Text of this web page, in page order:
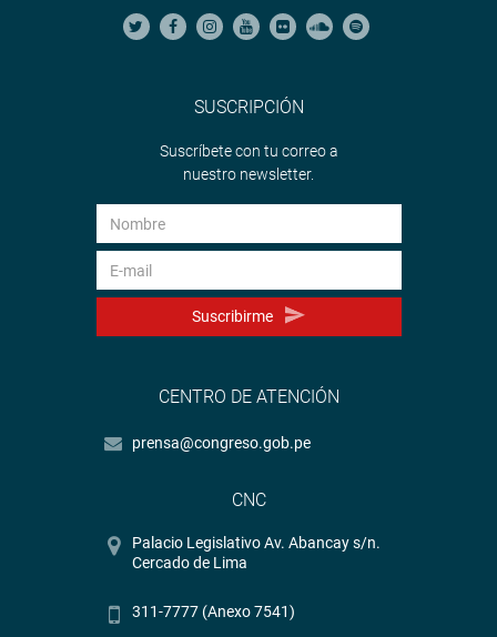
SUSCRIPCIÓN
Suscríbete con tu correo a
nuestro newsletter.
Suscribirme
CENTRO DE ATENCIÓN
prensa@congreso.gob.pe
CNC
Palacio Legislativo Av. Abancay s/n.
Cercado de Lima
311-7777 (Anexo 7541)